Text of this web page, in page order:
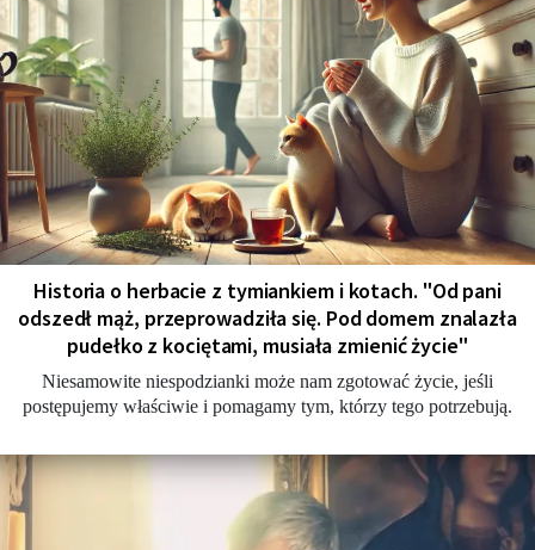
Historia o herbacie z tymiankiem i kotach. "Od pani
odszedł mąż, przeprowadziła się. Pod domem znalazła
pudełko z kociętami, musiała zmienić życie"
Niesamowite niespodzianki może nam zgotować życie, jeśli
postępujemy właściwie i pomagamy tym, którzy tego potrzebują.